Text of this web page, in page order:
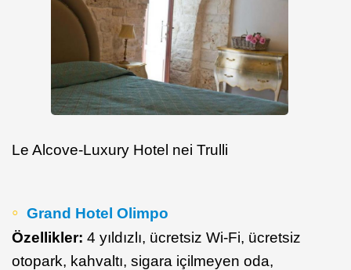
Le Alcove-Luxury Hotel nei Trulli
Grand Hotel Olimpo
Özellikler: 4 yıldızlı, ücretsiz Wi-Fi, ücretsiz
otopark, kahvaltı, sigara içilmeyen oda,